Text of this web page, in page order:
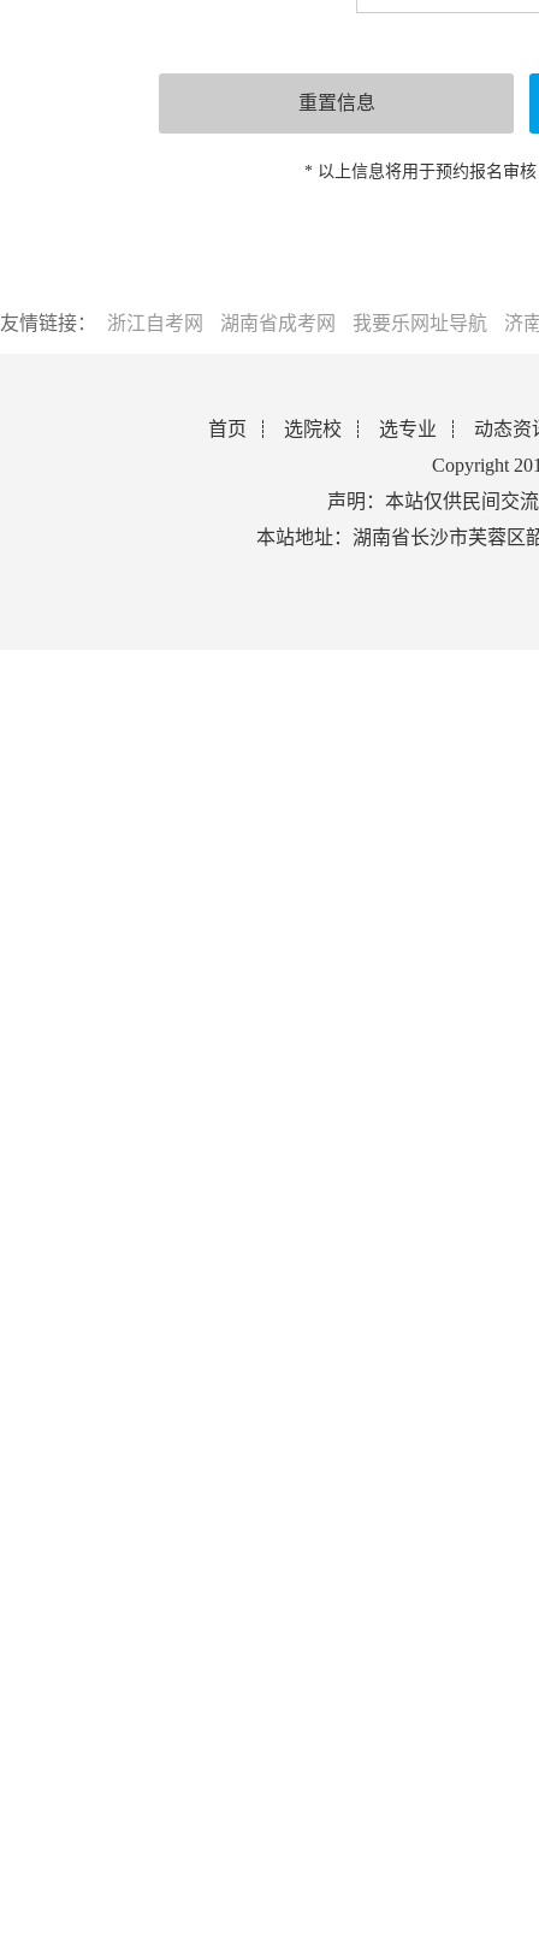
* 以上信息将用于预约报名审
友情链接： 浙江自考网 湖南省成考网 我要乐网址导航 济
首页 选院校 选专业
动态资
Copyright
声明：本站仅供民间交
本站地址：湖南省长沙市芙蓉区